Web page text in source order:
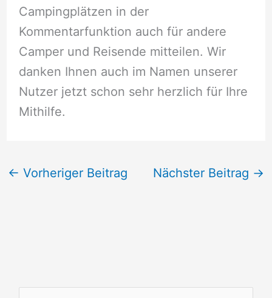
Campingplätzen in der
Kommentarfunktion auch für andere
Camper und Reisende mitteilen. Wir
danken Ihnen auch im Namen unserer
Nutzer jetzt schon sehr herzlich für Ihre
Mithilfe.
← Vorheriger Beitrag Nächster Beitrag →